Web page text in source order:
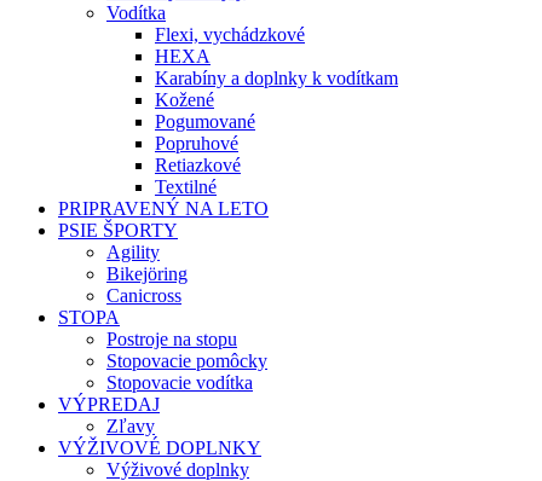
Vodítka
Flexi, vychádzkové
HEXA
Karabíny a doplnky k vodítkam
Kožené
Pogumované
Popruhové
Retiazkové
Textilné
PRIPRAVENÝ NA LETO
PSIE ŠPORTY
Agility
Bikejöring
Canicross
STOPA
Postroje na stopu
Stopovacie pomôcky
Stopovacie vodítka
VÝPREDAJ
Zľavy
VÝŽIVOVÉ DOPLNKY
Výživové doplnky